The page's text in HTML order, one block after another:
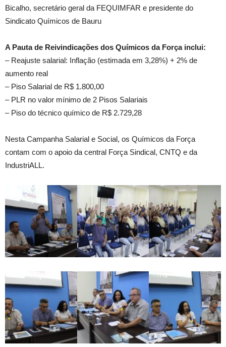
Bicalho, secretário geral da FEQUIMFAR e presidente do
Sindicato Químicos de Bauru
A Pauta de Reivindicações dos Químicos da Força inclui:
– Reajuste salarial: Inflação (estimada em 3,28%) + 2% de
aumento real
– Piso Salarial de R$ 1.800,00
– PLR no valor mínimo de 2 Pisos Salariais
– Piso do técnico químico de R$ 2.729,28
Nesta Campanha Salarial e Social, os Químicos da Força
contam com o apoio da central Força Sindical, CNTQ e da
IndustriALL.